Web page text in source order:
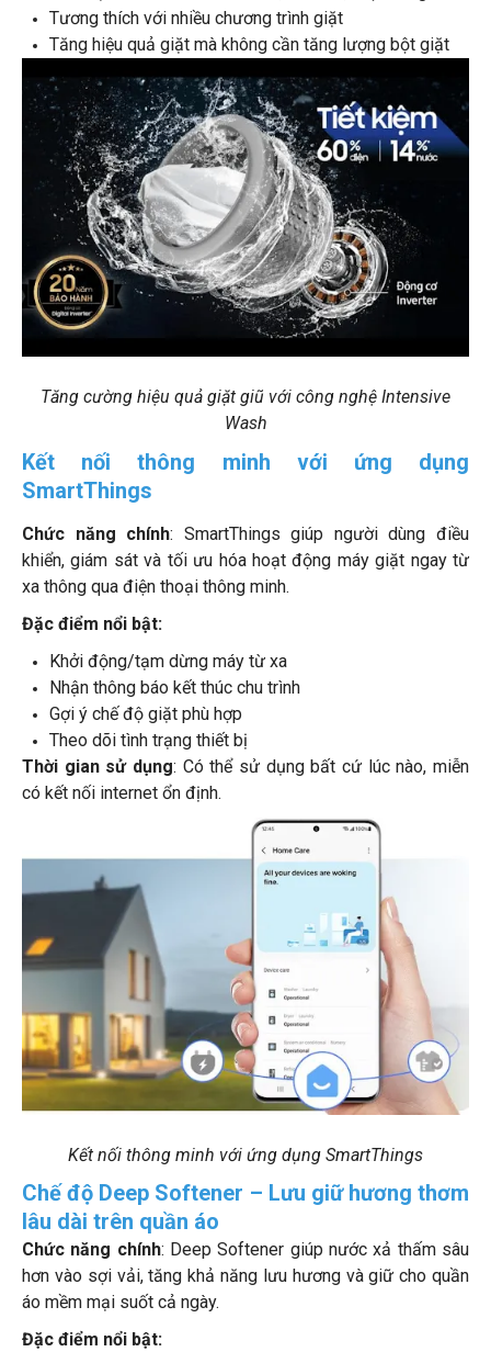
Tương thích với nhiều chương trình giặt
Tăng hiệu quả giặt mà không cần tăng lượng bột giặt
Tăng cường hiệu quả giặt giũ với công nghệ Intensive
Wash
Kết nối thông minh với ứng dụng
SmartThings
Chức năng chính: SmartThings giúp người dùng điều
khiển, giám sát và tối ưu hóa hoạt động máy giặt ngay từ
xa thông qua điện thoại thông minh.
Đặc điểm nổi bật:
Khởi động/tạm dừng máy từ xa
Nhận thông báo kết thúc chu trình
Gợi ý chế độ giặt phù hợp
Theo dõi tình trạng thiết bị
Thời gian sử dụng: Có thể sử dụng bất cứ lúc nào, miễn
có kết nối internet ổn định.
Kết nối thông minh với ứng dụng SmartThings
Chế độ Deep Softener – Lưu giữ hương thơm
lâu dài trên quần áo
Chức năng chính: Deep Softener giúp nước xả thấm sâu
hơn vào sợi vải, tăng khả năng lưu hương và giữ cho quần
áo mềm mại suốt cả ngày.
Đặc điểm nổi bật: